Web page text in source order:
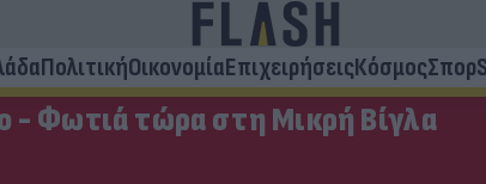
ΠολιτικήΟικονομίαΕπιχειρήσειςΚόσμοςΣπορ
- Φωτιά τώρα στη Μικρή Βίγλα